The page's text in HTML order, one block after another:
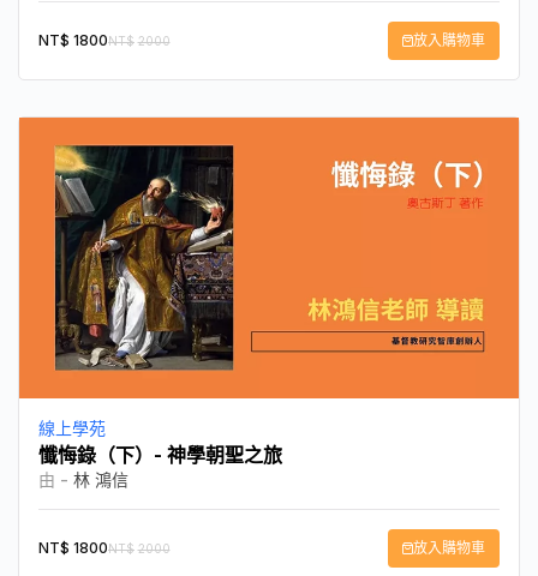
NT$ 2000
NT$ 1800 放入購物車
線上學苑
懺悔錄（下）- 神學朝聖之旅
由 - 林 鴻信
NT$ 2000
NT$ 1800 放入購物車